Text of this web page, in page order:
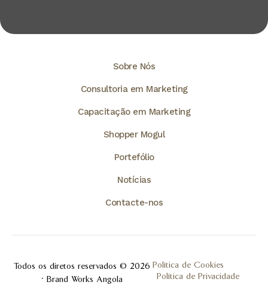
Sobre Nós
Consultoria em Marketing
Capacitação em Marketing
Shopper Mogul
Portefólio
Notícias
Contacte-nos
Todos os diretos reservados © 2026
• Brand Works Angola
Política de Cookies
Política de Privacidade